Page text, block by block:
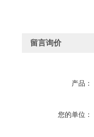
留言询价
产品：
您的单位：